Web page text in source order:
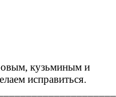
кузьминым и
исправиться.